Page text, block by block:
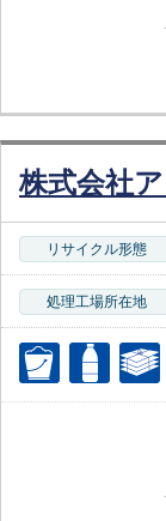
株式会社
リサイクル形態
処理工場所在地